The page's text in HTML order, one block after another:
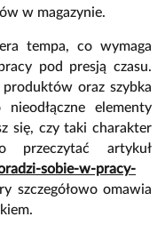
w magazynie.
tempa, co wymaga
pod presją czasu.
oraz szybka
elementy
się, czy taki charakter
artykuł
sobie-w-pracy-
szczegółowo omawia